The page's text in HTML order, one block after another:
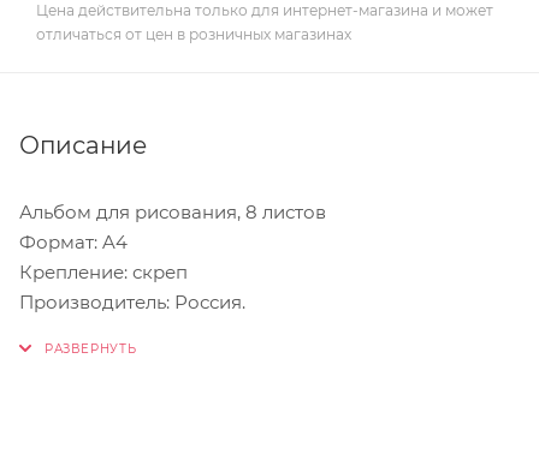
Цена действительна только для интернет-магазина и может
отличаться от цен в розничных магазинах
Описание
Альбом для рисования, 8 листов
Формат: A4
Крепление: скреп
Производитель: Россия.